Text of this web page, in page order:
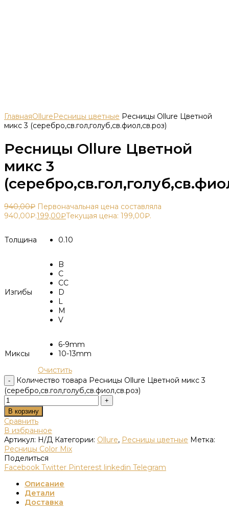
ГлавнаяOllureРесницы цветные Ресницы Ollure Цветной
микс 3 (серебро,св.гол,голуб,св.фиол,св.роз)
Ресницы Ollure Цветной
микс 3
940,00₽ Первоначальная цена составляла
940,00₽.199,00₽Текущая цена: 199,00₽.
Толщина 0.10
Изгибы
B
C
CC
D
L
M
V
Миксы
6-9mm
10-13mm
Очистить
Количество товара Ресницы Ollure Цветной микс 3
(серебро,св.гол,голуб,св.фиол,св.роз)
В корзину
Сравнить
В избранное
Артикул: Н/Д Категории: Ollure, Ресницы цветные Метка:
Ресницы Color Mix
Поделиться
Facebook Twitter Pinterest linkedin Telegram
Описание
Детали
Доставка